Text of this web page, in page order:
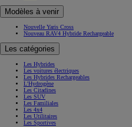
Modèles à venir
Nouvelle Yaris Cross
Nouveau RAV4 Hybride Rechargeable
Les catégories
Les Hybrides
Les voitures électriques
Les Hybrides Rechargeables
L'Hydrogène
Les Citadines
Les SUV
Les Familiales
Les 4x4
Les Utilitaires
Les Sportives